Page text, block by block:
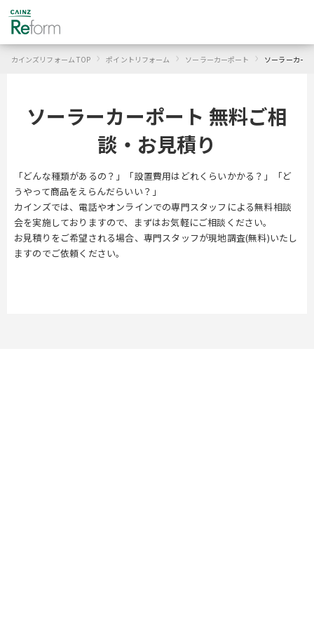
カインズリフォーム TOP › ポイントリフォーム › ソーラーカーポート › ソーラーカー
ソーラーカーポート 無料ご相
談・お見積り
「どんな種類があるの？」「設置費用はどれくらいかかる？」「ど
うやって商品をえらんだらいい？」
カインズでは、電話やオンラインでの専門スタッフによる無料相談
会を実施しておりますので、まずはお気軽にご相談ください。
お見積りをご希望される場合、専門スタッフが現地調査(無料)いたし
ますのでご依頼ください。